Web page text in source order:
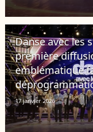
Danse avec les
première
emblématique
17 janvier 2026